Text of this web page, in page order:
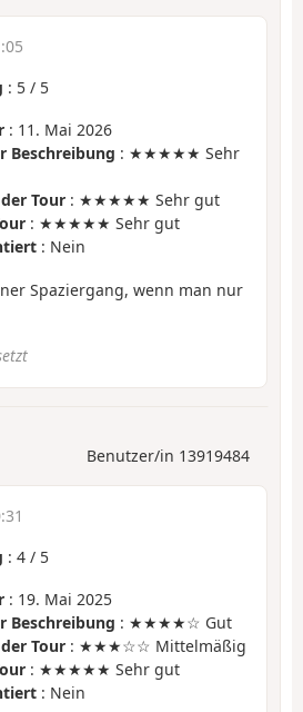
: 5 / 5
: 11. Mai 2026
Beschreibung : ★★★★★ Sehr
Tour : ★★★★★ Sehr gut
: ★★★★★ Sehr gut
: Nein
Spaziergang, wenn man nur
Benutzer/in 13919484
: 4 / 5
: 19. Mai 2025
Beschreibung : ★★★★☆ Gut
Tour : ★★★☆☆ Mittelmäßig
: ★★★★★ Sehr gut
: Nein